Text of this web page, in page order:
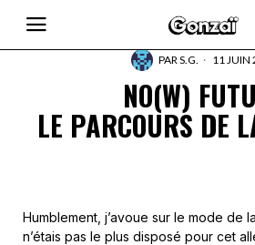
PARS.G. 11 JUIN
NO(W)
LE PARCOURS DE
Humblement, j’avoue sur le mode de
n’étais pas le plus disposé pour cet